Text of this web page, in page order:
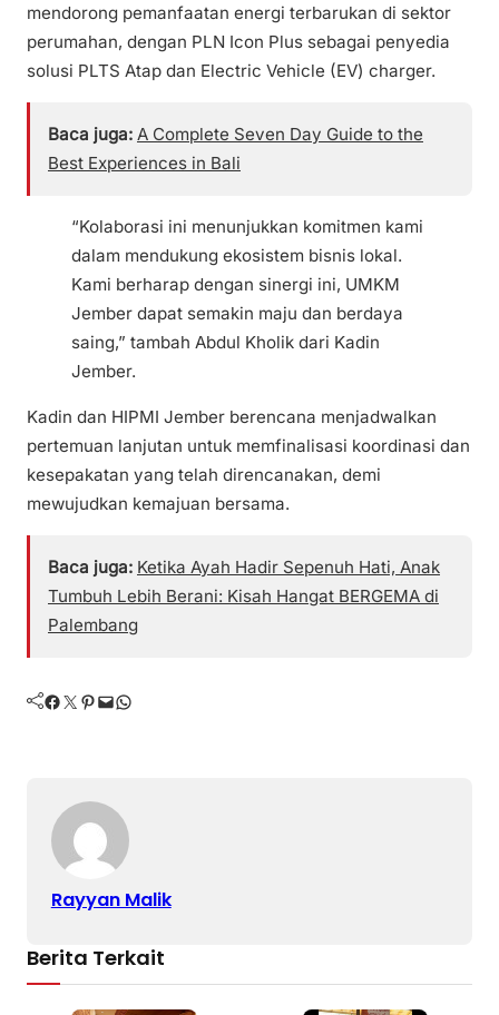
mendorong pemanfaatan energi terbarukan di sektor
perumahan, dengan PLN Icon Plus sebagai penyedia
solusi PLTS Atap dan Electric Vehicle (EV) charger.
Baca juga: A Complete Seven Day Guide to the
Best Experiences in Bali
“Kolaborasi ini menunjukkan komitmen kami
dalam mendukung ekosistem bisnis lokal.
Kami berharap dengan sinergi ini, UMKM
Jember dapat semakin maju dan berdaya
saing,” tambah Abdul Kholik dari Kadin
Jember.
Kadin dan HIPMI Jember berencana menjadwalkan
pertemuan lanjutan untuk memfinalisasi koordinasi dan
kesepakatan yang telah direncanakan, demi
mewujudkan kemajuan bersama.
Baca juga: Ketika Ayah Hadir Sepenuh Hati, Anak
Tumbuh Lebih Berani: Kisah Hangat BERGEMA di
Palembang
Facebook Twitter Pinterest Mail WhatsApp
Rayyan Malik
Berita Terkait